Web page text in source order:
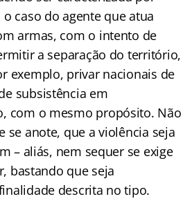
caso do agente que atua
armas, com o intento de
a separação do território,
exemplo, privar nacionais de
subsistência em
com o mesmo propósito. Não
se anote, que a violência seja
– aliás, nem sequer se exige
bastando que seja
descrita no tipo.